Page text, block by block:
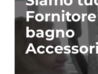
bagno